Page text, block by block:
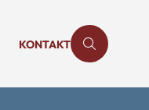
KONTAKT